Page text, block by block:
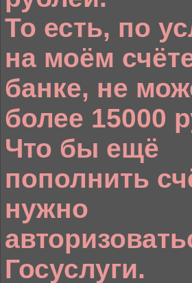
То есть, по
на моём
банке, не
более 15000
Что бы ещё
пополнить
нужно
Госуслуги.